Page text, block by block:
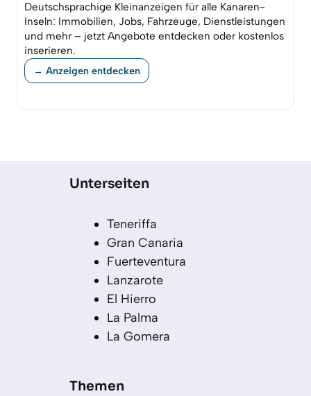
Deutschsprachige Kleinanzeigen für alle Kanaren-
Inseln: Immobilien, Jobs, Fahrzeuge, Dienstleistungen
und mehr – jetzt Angebote entdecken oder kostenlos
inserieren.
→ Anzeigen entdecken
Unterseiten
Teneriffa
Gran Canaria
Fuerteventura
Lanzarote
El Hierro
La Palma
La Gomera
Themen